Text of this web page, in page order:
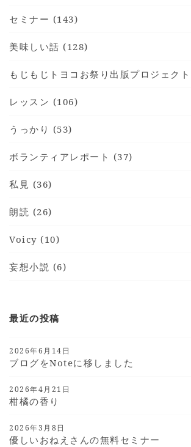
セミナー (143)
美味しい話 (128)
もじもじトヨコお祭り出版プロジェク
レッスン (106)
うっかり (53)
ボランティアレポート (37)
私見 (36)
朗読 (26)
Voicy (10)
妄想小説 (6)
最近の投稿
2026年6月14日
ブログをnoteに移しました
2026年4月21日
柑橘の香り
2026年3月8日
優しいおねえさんの無料セミナー